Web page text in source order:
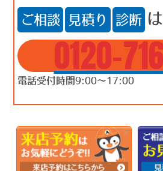
ご相談 見積り 診断 は
0120-
電話受付時間9:00～17:00